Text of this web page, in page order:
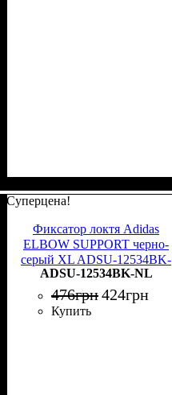
Суперцена!
Фиксатор локтя Adidas
ELBOW SUPPORT черно-
серый XL ADSU-12534BK-
NL
ADSU-12534BK-NL
476грн424грн
Купить